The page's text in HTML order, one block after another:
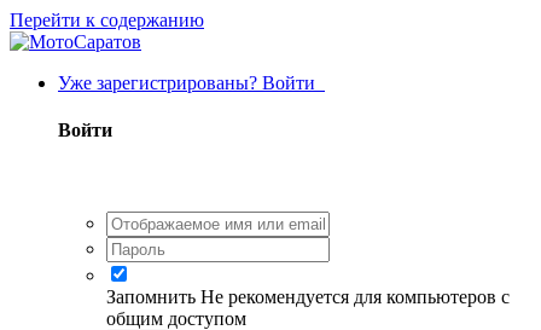
Перейти к содержанию
Уже зарегистрированы? Войти
Войти
Запомнить Не рекомендуется для компьютеров с
общим доступом